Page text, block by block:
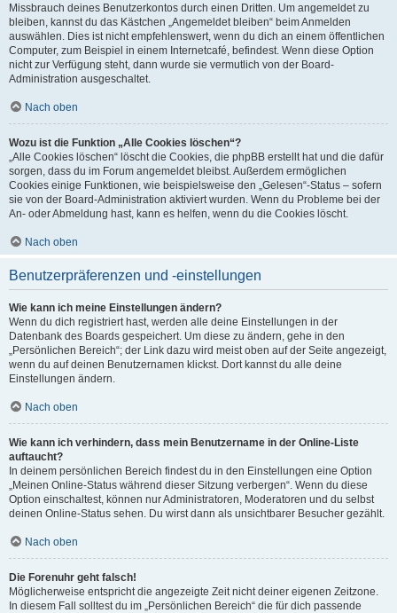
Missbrauch deines Benutzerkontos durch einen Dritten. Um angemeldet zu
bleiben, kannst du das Kästchen „Angemeldet bleiben“ beim Anmelden
auswählen. Dies ist nicht empfehlenswert, wenn du dich an einem öffentlichen
Computer, zum Beispiel in einem Internetcafé, befindest. Wenn diese Option
nicht zur Verfügung steht, dann wurde sie vermutlich von der Board-
Administration ausgeschaltet.
Nach oben
Wozu ist die Funktion „Alle Cookies löschen“?
„Alle Cookies löschen“ löscht die Cookies, die phpBB erstellt hat und die dafür
sorgen, dass du im Forum angemeldet bleibst. Außerdem ermöglichen
Cookies einige Funktionen, wie beispielsweise den „Gelesen“-Status – sofern
sie von der Board-Administration aktiviert wurden. Wenn du Probleme bei der
An- oder Abmeldung hast, kann es helfen, wenn du die Cookies löscht.
Nach oben
Benutzerpräferenzen und -einstellungen
Wie kann ich meine Einstellungen ändern?
Wenn du dich registriert hast, werden alle deine Einstellungen in der
Datenbank des Boards gespeichert. Um diese zu ändern, gehe in den
„Persönlichen Bereich“; der Link dazu wird meist oben auf der Seite angezeigt,
wenn du auf deinen Benutzernamen klickst. Dort kannst du alle deine
Einstellungen ändern.
Nach oben
Wie kann ich verhindern, dass mein Benutzername in der Online-Liste
auftaucht?
In deinem persönlichen Bereich findest du in den Einstellungen eine Option
„Meinen Online-Status während dieser Sitzung verbergen“. Wenn du diese
Option einschaltest, können nur Administratoren, Moderatoren und du selbst
deinen Online-Status sehen. Du wirst dann als unsichtbarer Besucher gezählt.
Nach oben
Die Forenuhr geht falsch!
Möglicherweise entspricht die angezeigte Zeit nicht deiner eigenen Zeitzone.
In diesem Fall solltest du im „Persönlichen Bereich“ die für dich passende